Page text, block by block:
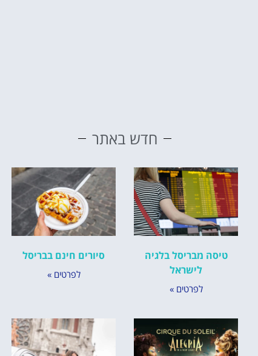
חדש באתר
טיסה מבריסל בלגיה
לישראל
לפרטים »
סיורים חינם בבריסל
לפרטים »